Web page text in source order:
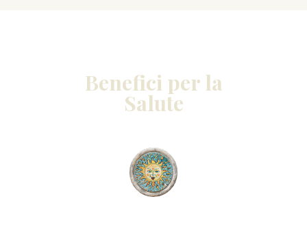
Benefici per la
Salute